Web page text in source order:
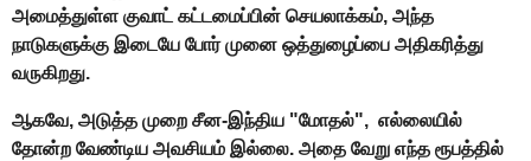
அமைத்துள்ள குவாட் கட்டமைப்பின் செயலாக்கம், அந்த
நாடுகளுக்கு இடையே போர் முனை ஒத்துழைப்பை அதிகரித்து
வருகிறது.
ஆகவே, அடுத்த முறை சீன-இந்திய "மோதல்", எல்லையில்
தோன்ற வேண்டிய அவசியம் இல்லை. அதை வேறு எந்த ரூபத்தில்